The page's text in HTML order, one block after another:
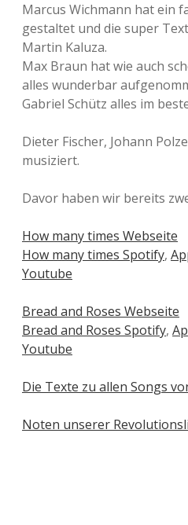
Marcus Wichmann hat ein
gestaltet und die super
Martin Kaluza.
Max Braun hat wie auch
alles wunderbar
Gabriel Schütz alles im
Dieter Fischer, Johann
musiziert.
Davor haben wir bereits
How many times Webseite
How many times Spotify,
Youtube
Bread and Roses Webseite
Bread and Roses Spotify,
Youtube
Die Texte zu allen Songs
Noten unserer